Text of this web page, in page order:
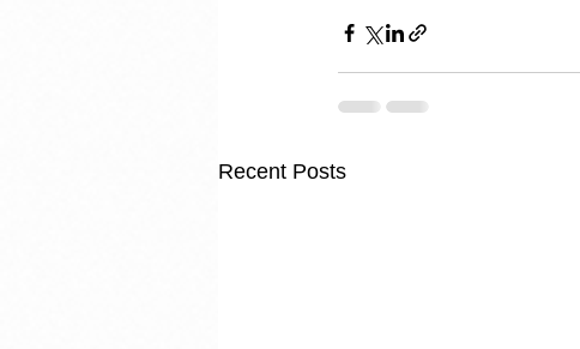
Recent Posts